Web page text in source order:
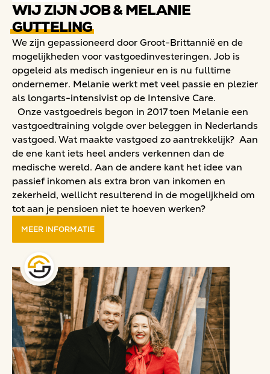
WIJ ZIJN JOB & MELANIE
GUTTELING
We zijn gepassioneerd door Groot-Brittannië en de
mogelijkheden voor vastgoedinvesteringen. Job is
opgeleid als medisch ingenieur en is nu fulltime
ondernemer. Melanie werkt met veel passie en plezier
als longarts-intensivist op de Intensive Care.
Onze vastgoedreis begon in 2017 toen Melanie een
vastgoedtraining volgde over beleggen in Nederlands
vastgoed. Wat maakte vastgoed zo aantrekkelijk? Aan
de ene kant iets heel anders verkennen dan de
medische wereld. Aan de andere kant het idee van
passief inkomen als extra bron van inkomen en
zekerheid, wellicht resulterend in de mogelijkheid om
tot aan je pensioen niet te hoeven werken?
MEER INFORMATIE